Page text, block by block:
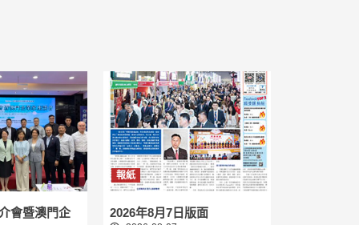
會暨澳門企
報紙
2026年8月7日版面